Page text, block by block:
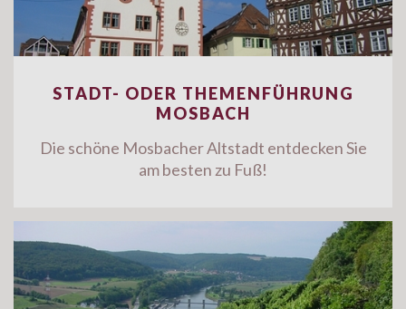
STADT- ODER THEMENFÜHRUNG
MOSBACH
Die schöne Mosbacher Altstadt entdecken Sie
am besten zu Fuß!